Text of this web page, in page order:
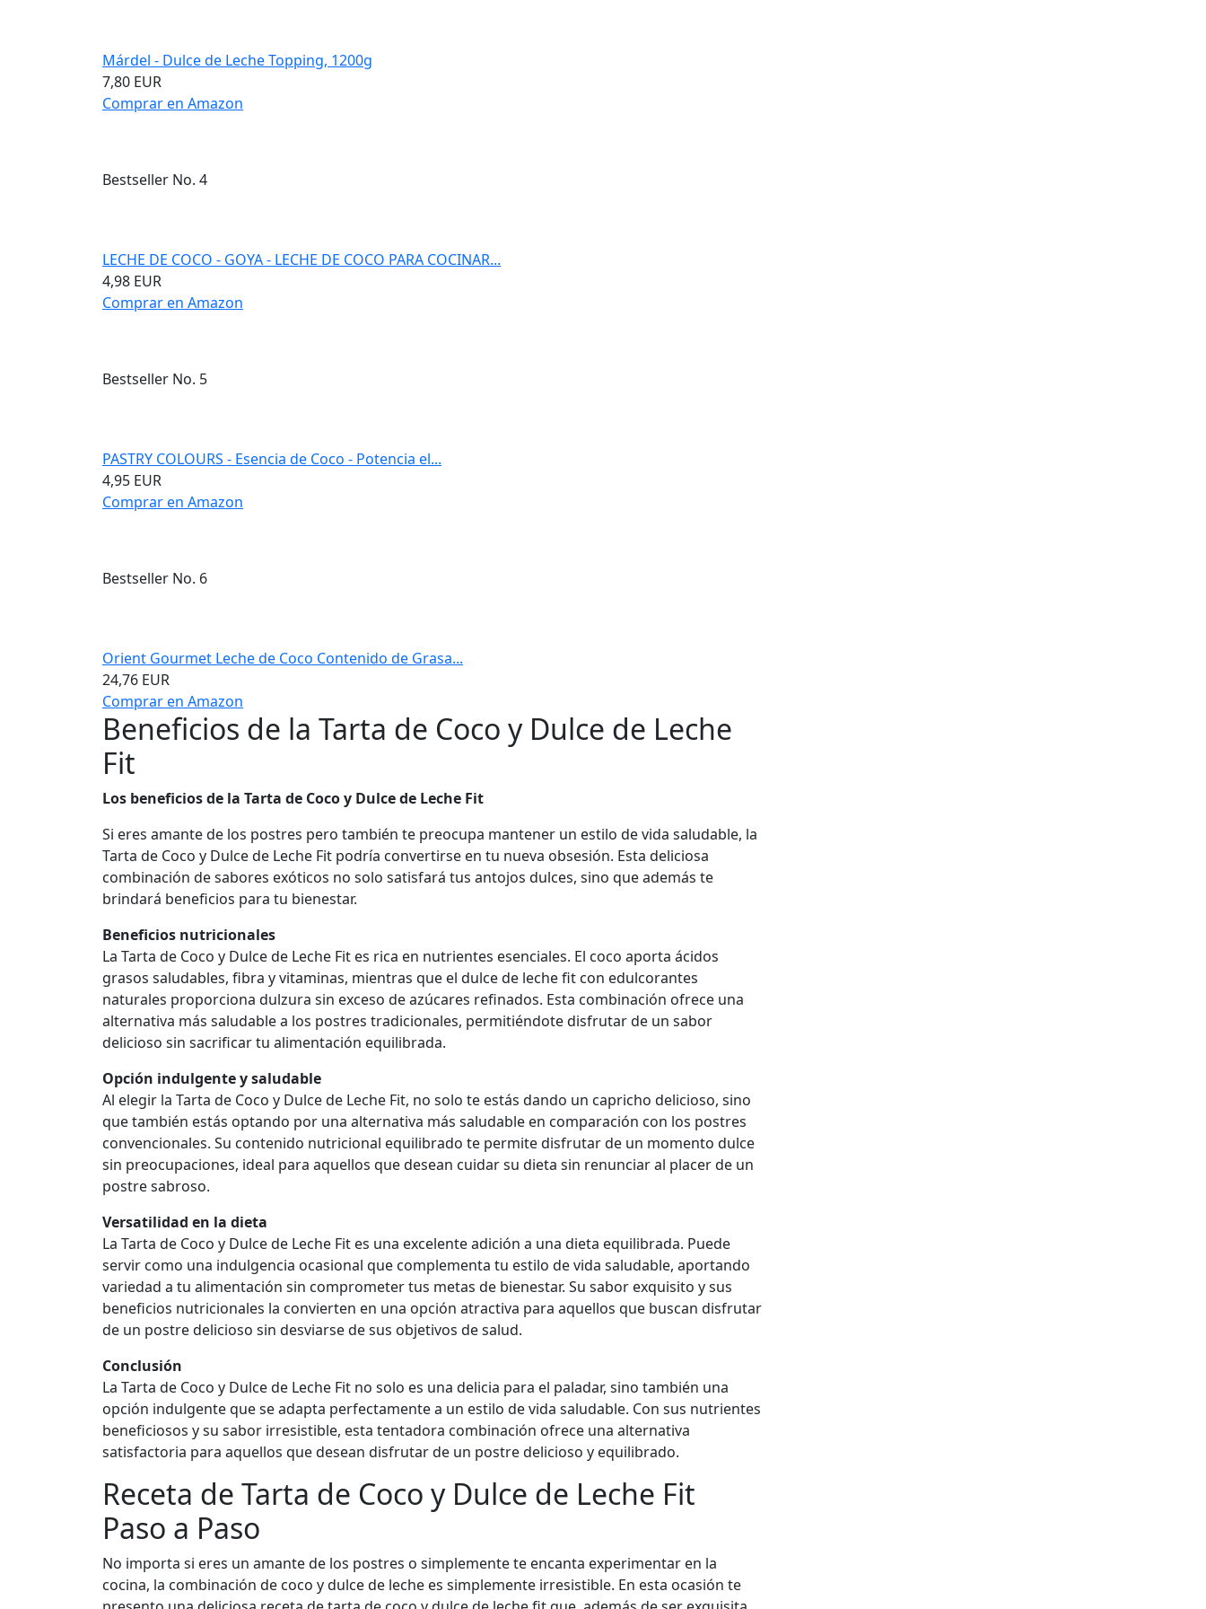
Márdel - Dulce de Leche Topping, 1200g
7,80 EUR
Comprar en Amazon
Bestseller No. 4
LECHE DE COCO - GOYA - LECHE DE COCO PARA COCINAR...
4,98 EUR
Comprar en Amazon
Bestseller No. 5
PASTRY COLOURS - Esencia de Coco - Potencia el...
4,95 EUR
Comprar en Amazon
Bestseller No. 6
Orient Gourmet Leche de Coco Contenido de Grasa...
24,76 EUR
Comprar en Amazon
Beneficios de la Tarta de Coco y Dulce de Leche
Fit
Los beneficios de la Tarta de Coco y Dulce de Leche Fit
Si eres amante de los postres pero también te preocupa mantener un estilo de vida saludable, la
Tarta de Coco y Dulce de Leche Fit podría convertirse en tu nueva obsesión. Esta deliciosa
combinación de sabores exóticos no solo satisfará tus antojos dulces, sino que además te
brindará beneficios para tu bienestar.
Beneficios nutricionales
La Tarta de Coco y Dulce de Leche Fit es rica en nutrientes esenciales. El coco aporta ácidos
grasos saludables, fibra y vitaminas, mientras que el dulce de leche fit con edulcorantes
naturales proporciona dulzura sin exceso de azúcares refinados. Esta combinación ofrece una
alternativa más saludable a los postres tradicionales, permitiéndote disfrutar de un sabor
delicioso sin sacrificar tu alimentación equilibrada.
Opción indulgente y saludable
Al elegir la Tarta de Coco y Dulce de Leche Fit, no solo te estás dando un capricho delicioso, sino
que también estás optando por una alternativa más saludable en comparación con los postres
convencionales. Su contenido nutricional equilibrado te permite disfrutar de un momento dulce
sin preocupaciones, ideal para aquellos que desean cuidar su dieta sin renunciar al placer de un
postre sabroso.
Versatilidad en la dieta
La Tarta de Coco y Dulce de Leche Fit es una excelente adición a una dieta equilibrada. Puede
servir como una indulgencia ocasional que complementa tu estilo de vida saludable, aportando
variedad a tu alimentación sin comprometer tus metas de bienestar. Su sabor exquisito y sus
beneficios nutricionales la convierten en una opción atractiva para aquellos que buscan disfrutar
de un postre delicioso sin desviarse de sus objetivos de salud.
Conclusión
La Tarta de Coco y Dulce de Leche Fit no solo es una delicia para el paladar, sino también una
opción indulgente que se adapta perfectamente a un estilo de vida saludable. Con sus nutrientes
beneficiosos y su sabor irresistible, esta tentadora combinación ofrece una alternativa
satisfactoria para aquellos que desean disfrutar de un postre delicioso y equilibrado.
Receta de Tarta de Coco y Dulce de Leche Fit
Paso a Paso
No importa si eres un amante de los postres o simplemente te encanta experimentar en la
cocina, la combinación de coco y dulce de leche es simplemente irresistible. En esta ocasión te